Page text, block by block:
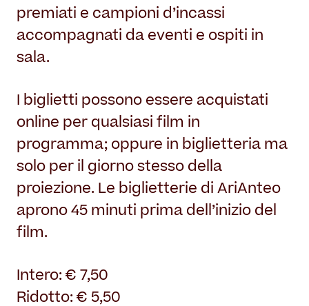
premiati e campioni d’incassi
accompagnati da eventi e ospiti in
sala.
I biglietti possono essere acquistati
online per qualsiasi film in
programma; oppure in biglietteria ma
solo per il giorno stesso della
proiezione. Le biglietterie di AriAnteo
aprono 45 minuti prima dell’inizio del
film.
Intero: € 7,50
Ridotto: € 5,50